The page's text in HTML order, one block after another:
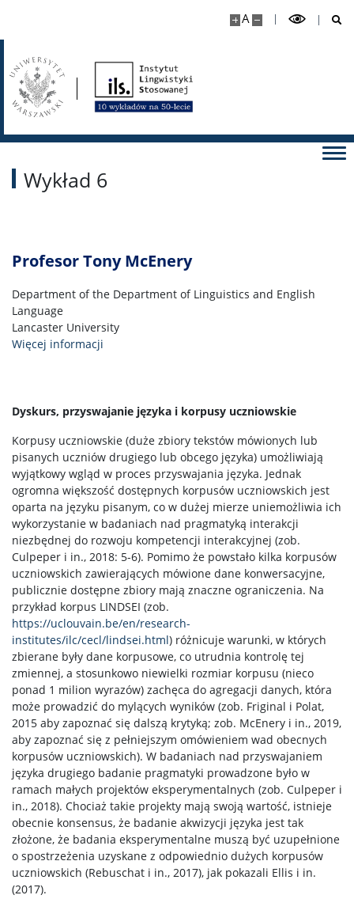
A
Wykład 6
Profesor Tony McEnery
Department of the Department of Linguistics and English
Language
Lancaster University
Więcej informacji
Dyskurs, przyswajanie języka i korpusy uczniowskie
Korpusy uczniowskie (duże zbiory tekstów mówionych lub
pisanych uczniów drugiego lub obcego języka) umożliwiają
wyjątkowy wgląd w proces przyswajania języka. Jednak
ogromna większość dostępnych korpusów uczniowskich jest
oparta na języku pisanym, co w dużej mierze uniemożliwia ich
wykorzystanie w badaniach nad pragmatyką interakcji
niezbędnej do rozwoju kompetencji interakcyjnej (zob.
Culpeper i in., 2018: 5-6). Pomimo że powstało kilka korpusów
uczniowskich zawierających mówione dane konwersacyjne,
publicznie dostępne zbiory mają znaczne ograniczenia. Na
przykład korpus LINDSEI (zob.
https://uclouvain.be/en/research-
institutes/ilc/cecl/lindsei.html) różnicuje warunki, w których
zbierane były dane korpusowe, co utrudnia kontrolę tej
zmiennej, a stosunkowo niewielki rozmiar korpusu (nieco
ponad 1 milion wyrazów) zachęca do agregacji danych, która
może prowadzić do mylących wyników (zob. Friginal i Polat,
2015 aby zapoznać się dalszą krytyką; zob. McEnery i in., 2019,
aby zapoznać się z pełniejszym omówieniem wad obecnych
korpusów uczniowskich). W badaniach nad przyswajaniem
języka drugiego badanie pragmatyki prowadzone było w
ramach małych projektów eksperymentalnych (zob. Culpeper i
in., 2018). Chociaż takie projekty mają swoją wartość, istnieje
obecnie konsensus, że badanie akwizycji języka jest tak
złożone, że badania eksperymentalne muszą być uzupełnione
o spostrzeżenia uzyskane z odpowiednio dużych korpusów
uczniowskich (Rebuschat i in., 2017), jak pokazali Ellis i in.
(2017).